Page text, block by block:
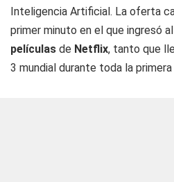
Inteligencia Artificial. La oferta
primer minuto en el que ingresó
películas de Netflix, tanto que
3 mundial durante toda la primera